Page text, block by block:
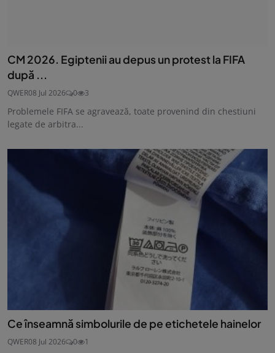
CM 2026. Egiptenii au depus un protest la FIFA
după ...
QWER08 Jul 2026 0 3
Problemele FIFA se agravează, toate provenind din chestiuni
legate de arbitra...
Ce înseamnă simbolurile de pe etichetele hainelor
QWER08 Jul 2026 0 1